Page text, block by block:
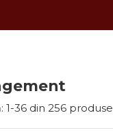
1-36 din 256 produse